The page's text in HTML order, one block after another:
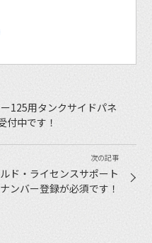
125用タンクサイドパネ
付中です！
ド・ライセンスサポート
ンバー登録が必須です！